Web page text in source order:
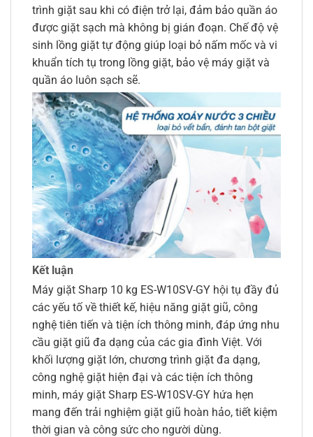
trình giặt sau khi có điện trở lại, đảm bảo quần áo
được giặt sạch mà không bị gián đoạn. Chế độ vệ
sinh lồng giặt tự động giúp loại bỏ nấm mốc và vi
khuẩn tích tụ trong lồng giặt, bảo vệ máy giặt và
quần áo luôn sạch sẽ.
Kết luận
Máy giặt Sharp 10 kg ES-W10SV-GY hội tụ đầy đủ
các yếu tố về thiết kế, hiệu năng giặt giũ, công
nghệ tiên tiến và tiện ích thông minh, đáp ứng nhu
cầu giặt giũ đa dạng của các gia đình Việt. Với
khối lượng giặt lớn, chương trình giặt đa dạng,
công nghệ giặt hiện đại và các tiện ích thông
minh, máy giặt Sharp ES-W10SV-GY hứa hẹn
mang đến trải nghiệm giặt giũ hoàn hảo, tiết kiệm
thời gian và công sức cho người dùng.